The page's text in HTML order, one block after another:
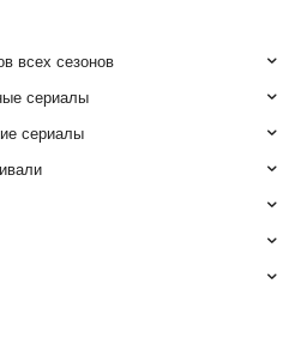
всех сезонов
сериалы
сериалы